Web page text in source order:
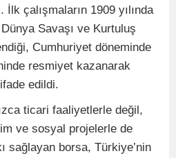
İlk çalışmaların 1909 yılında
Savaşı ve Kurtuluş
Cumhuriyet döneminde
resmiyet kazanarak
edildi.
ticari faaliyetlerle değil,
ve sosyal projelerle de
sağlayan borsa, Türkiye’nin